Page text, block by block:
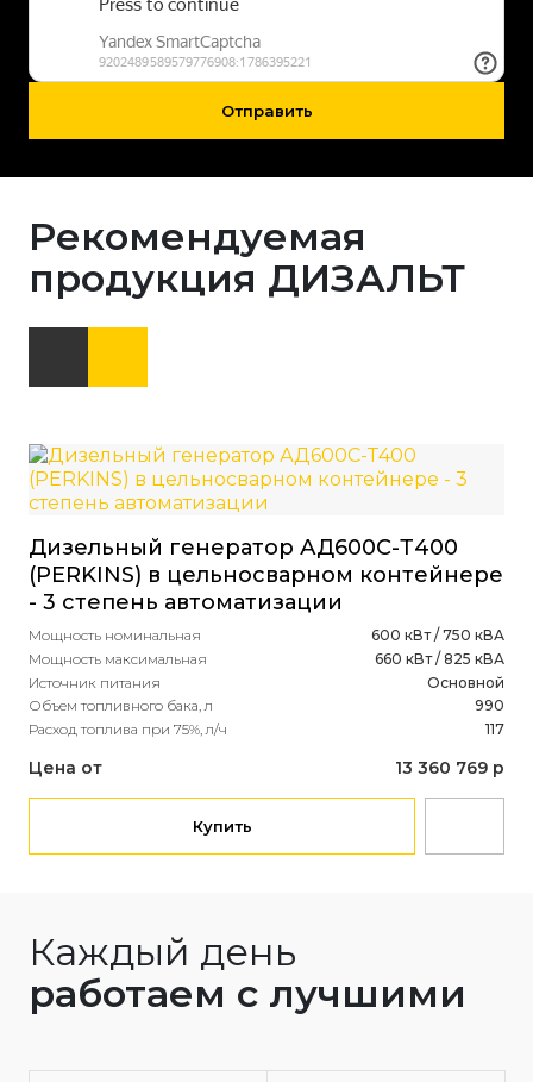
Отправить
Рекомендуемая
продукция ДИЗАЛЬТ
Дизельный генератор АД600С-Т400
(PERKINS) в цельносварном контейнере
- 3 степень автоматизации
Мощность номинальная
600 кВт / 750 кВА
Мощность максимальная
660 кВт / 825 кВА
Источник питания
Основной
Объем топливного бака, л
990
Расход топлива при 75%, л/ч
117
Цена от 13 360 769 р
Купить
Каждый день
работаем с лучшими